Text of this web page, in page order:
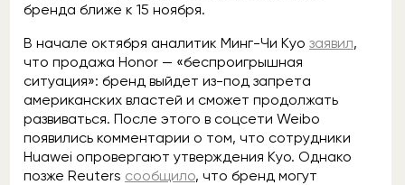
бренда ближе к 15 ноября.
В начале октября аналитик Минг-Чи Куо заявил,
что продажа Honor — «беспроигрышная
ситуация»: бренд выйдет из-под запрета
американских властей и сможет продолжать
развиваться. После этого в соцсети Weibo
появились комментарии о том, что сотрудники
Huawei опровергают утверждения Куо. Однако
позже Reuters сообщило, что бренд могут